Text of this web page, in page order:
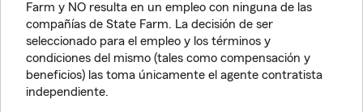
Farm y NO resulta en un empleo con ninguna de las
compañías de State Farm. La decisión de ser
seleccionado para el empleo y los términos y
condiciones del mismo (tales como compensación y
beneficios) las toma únicamente el agente contratista
independiente.